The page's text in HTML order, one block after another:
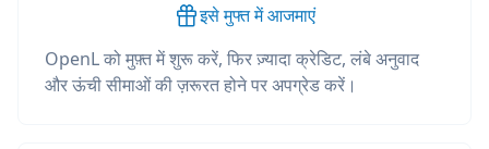
इसे मुफ्त में आजमाएं
OpenL को मुफ़्त में शुरू करें, फिर ज़्यादा क्रेडिट, लंबे अनुवाद
और ऊंची सीमाओं की ज़रूरत होने पर अपग्रेड करें।